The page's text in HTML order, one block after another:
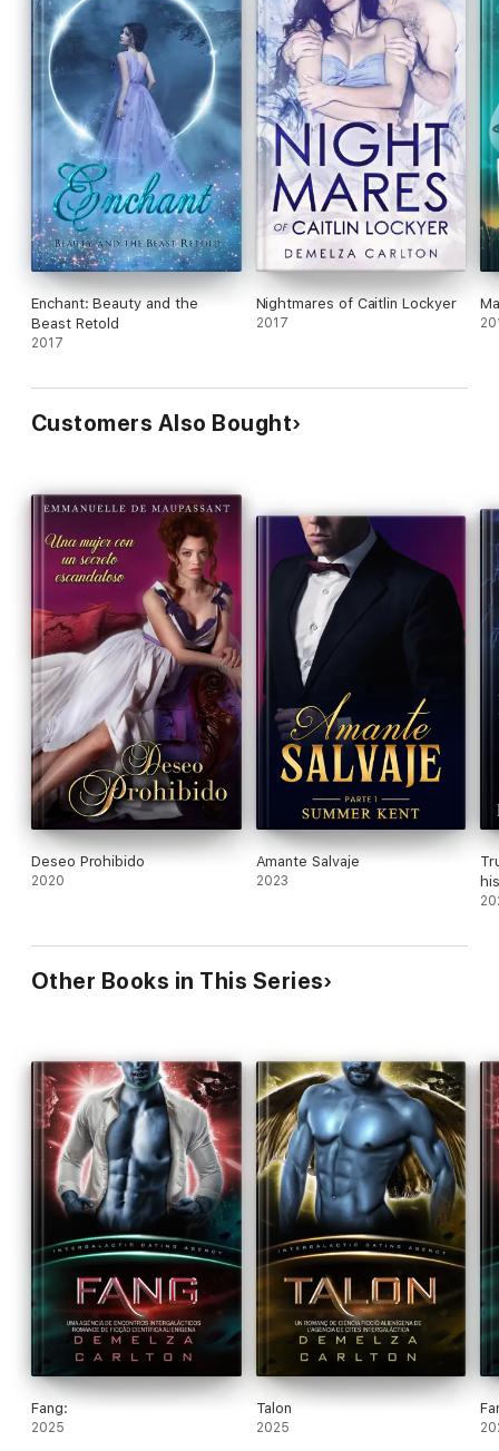
Enchant: Beauty and the
Beast Retold
2017
Nightmares of Caitlin Lockyer
2017
Customers Also Bought
Deseo Prohibido
2020
Amante Salvaje
2023
Other Books in This Series
Fang:
2025
Talon
2025